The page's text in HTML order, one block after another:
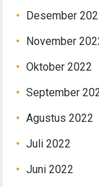
Desember
November
Oktober 2022
September
Agustus 2022
Juli 2022
Juni 2022